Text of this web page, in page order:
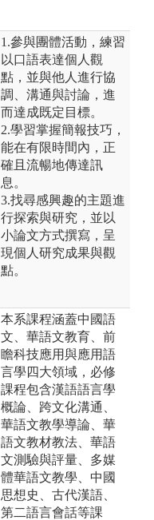
1.參與團體活動，練習
以口語表達個人觀
點，並與他人進行協
調、溝通與討論，進
而達成既定目標。
2.學習掌握簡報技巧，
能在有限時間內，正
確且流暢地傳達訊
息。
3.找尋感興趣的主題進
行探索與研究，並以
小論文方式撰寫，呈
現個人研究成果與觀
點。
本系課程涵蓋中國語
文、華語文教育、前
瞻科技應用與應用語
言學四大領域，必修
課程包含漢語語言學
概論、跨文化溝通、
華語文教學導論、華
語文教材教法、華語
文測驗與評量、多媒
體華語文教學、中國
思想史、古代漢語、
第二語言會話等課